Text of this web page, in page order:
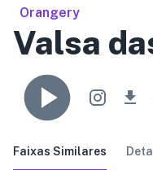
Orangery
Valsa
Faixas Similares